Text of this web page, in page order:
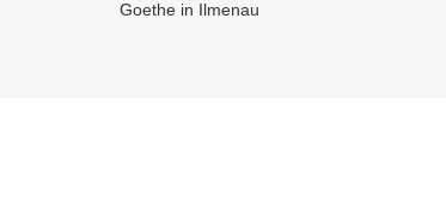
Goethe in Ilmenau